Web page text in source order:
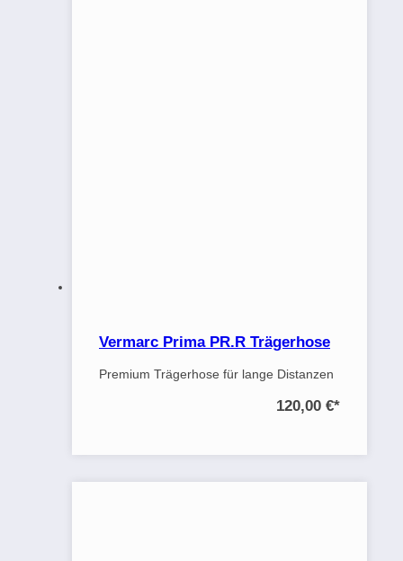
Vermarc Prima PR.R Trägerhose
Premium Trägerhose für lange Distanzen
120,00 €*